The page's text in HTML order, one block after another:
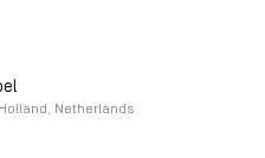
Netherlands